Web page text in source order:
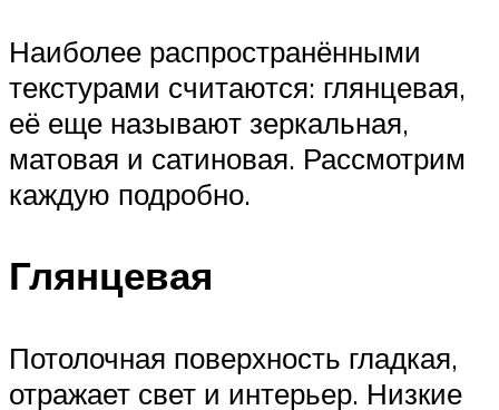
Наиболее распространёнными
текстурами считаются: глянцевая,
её еще называют зеркальная,
матовая и сатиновая. Рассмотрим
каждую подробно.
Глянцевая
Потолочная поверхность гладкая,
отражает свет и интерьер. Низкие